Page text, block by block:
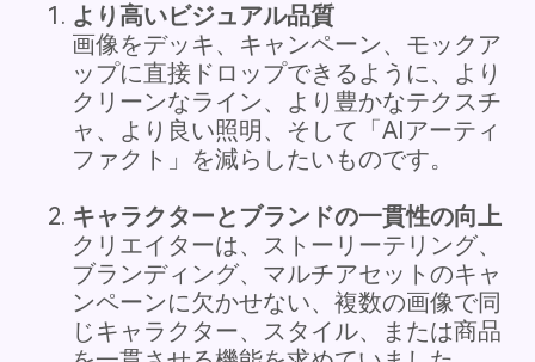
より高いビジュアル品質
画像をデッキ、キャンペーン、モックア
ップに直接ドロップできるように、より
クリーンなライン、より豊かなテクスチ
ャ、より良い照明、そして「AIアーティ
ファクト」を減らしたいものです。
キャラクターとブランドの一貫性の向上
クリエイターは、ストーリーテリング、
ブランディング、マルチアセットのキャ
ンペーンに欠かせない、複数の画像で同
じキャラクター、スタイル、または商品